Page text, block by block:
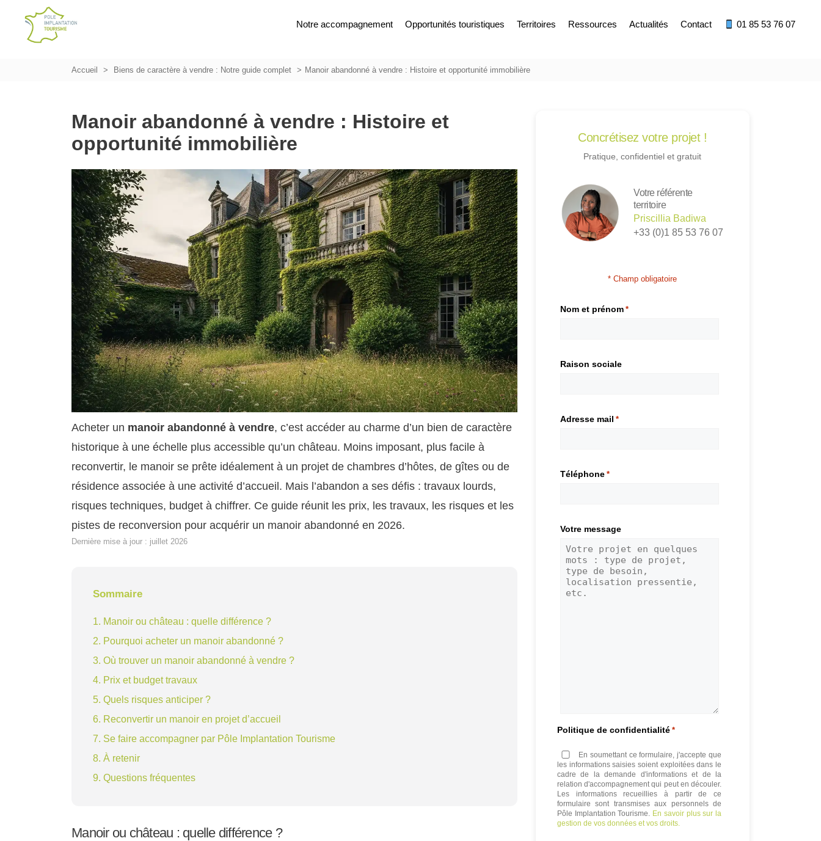
Notre accompagnement Opportunités touristiques Territoires Ressources Actualités Contact 01 85 53 76 07
Accueil Biens de caractère à vendre : Notre guide complet Manoir abandonné à vendre : Histoire et opportunité immobilière
Manoir abandonné à vendre : Histoire et
opportunité immobilière
Acheter un manoir abandonné à vendre, c’est accéder au charme d’un bien de caractère
historique à une échelle plus accessible qu’un château. Moins imposant, plus facile à
reconvertir, le manoir se prête idéalement à un projet de chambres d’hôtes, de gîtes ou de
résidence associée à une activité d’accueil. Mais l’abandon a ses défis : travaux lourds,
risques techniques, budget à chiffrer. Ce guide réunit les prix, les travaux, les risques et les
pistes de reconversion pour acquérir un manoir abandonné en 2026.
Dernière mise à jour : juillet 2026
Sommaire
1. Manoir ou château : quelle différence ?
2. Pourquoi acheter un manoir abandonné ?
3. Où trouver un manoir abandonné à vendre ?
4. Prix et budget travaux
5. Quels risques anticiper ?
6. Reconvertir un manoir en projet d’accueil
7. Se faire accompagner par Pôle Implantation Tourisme
8. À retenir
9. Questions fréquentes
Manoir ou château : quelle différence ?
Concrétisez votre projet !
Pratique, confidentiel et gratuit
Votre référente
territoire
Priscillia Badiwa
+33 (0)1 85 53 76 07
* Champ obligatoire
Nom et prénom *
Raison sociale
Adresse mail *
Téléphone *
Votre message
Politique de confidentialité *
En soumettant ce formulaire, j'accepte que
les informations saisies soient exploitées dans le
cadre de la demande d'informations et de la
relation d'accompagnement qui peut en découler.
Les informations recueillies à partir de ce
formulaire sont transmises aux personnels de
Pôle Implantation Tourisme. En savoir plus sur la
gestion de vos données et vos droits.